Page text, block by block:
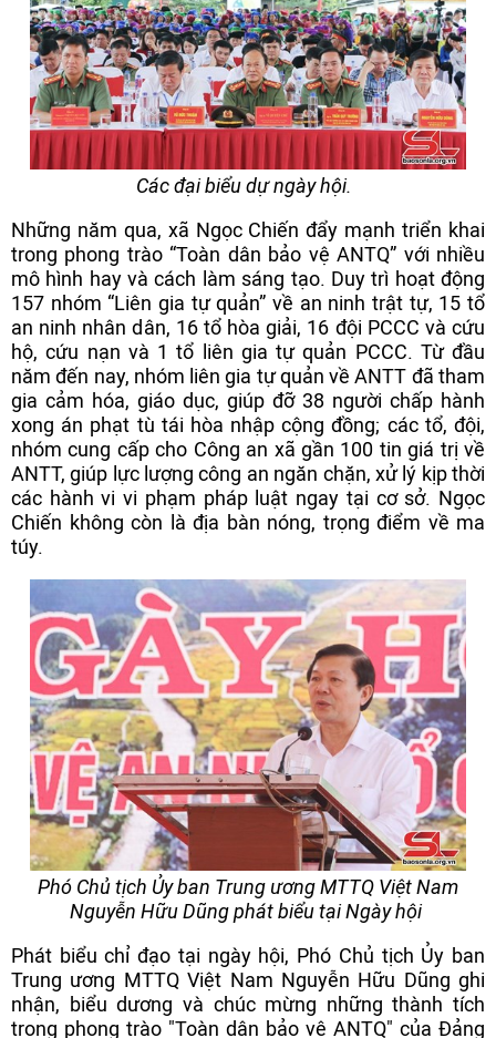
Các đại biểu dự ngày hội.
Những năm qua, xã Ngọc Chiến đẩy mạnh triển khai
trong phong trào “Toàn dân bảo vệ ANTQ” với nhiều
mô hình hay và cách làm sáng tạo. Duy trì hoạt động
157 nhóm “Liên gia tự quản” về an ninh trật tự, 15 tổ
an ninh nhân dân, 16 tổ hòa giải, 16 đội PCCC và cứu
hộ, cứu nạn và 1 tổ liên gia tự quản PCCC. Từ đầu
năm đến nay, nhóm liên gia tự quản về ANTT đã tham
gia cảm hóa, giáo dục, giúp đỡ 38 người chấp hành
xong án phạt tù tái hòa nhập cộng đồng; các tổ, đội,
nhóm cung cấp cho Công an xã gần 100 tin giá trị về
ANTT, giúp lực lượng công an ngăn chặn, xử lý kịp thời
các hành vi vi phạm pháp luật ngay tại cơ sở. Ngọc
Chiến không còn là địa bàn nóng, trọng điểm về ma
túy.
Phó Chủ tịch Ủy ban Trung ương MTTQ Việt Nam
Nguyễn Hữu Dũng phát biểu tại Ngày hội
Phát biểu chỉ đạo tại ngày hội, Phó Chủ tịch Ủy ban
Trung ương MTTQ Việt Nam Nguyễn Hữu Dũng ghi
nhận, biểu dương và chúc mừng những thành tích
trong phong trào "Toàn dân bảo vệ ANTQ" của Đảng